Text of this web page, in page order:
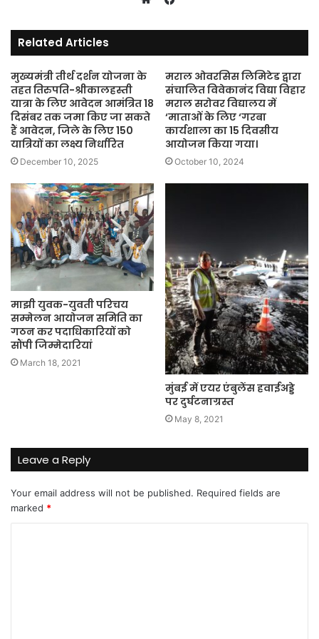
Related Articles
मुख्यमंत्री तीर्थ दर्शन योजना के
तहत तिरुपति-श्रीकालहस्ती
यात्रा के लिए आवेदन आमंत्रित 18
दिसंबर तक जमा किए जा सकते
हैं आवेदन, जिले के लिए 150
यात्रियों का लक्ष्य निर्धारित
December 10, 2025
मराल ओवरसिस लिमिटेड द्वारा
संचालित विवेकानंद विद्या विहार
मराल सरोवर विद्यालय में
‘माताओं के लिए ‘गरबा
कार्यशाला का 15 दिवसीय
आयोजन किया गया।
October 10, 2024
माझी युवक-युवती परिचय
सम्मेलन आयोजन समिति का
गठन कर पदाधिकारियों को
सौंपी जिम्मेदारियां
March 18, 2021
मुंबई में एयर एंबुलेंस हवाईअड्डे
पर दुर्घटनाग्रस्त
May 8, 2021
Leave a Reply
Your email address will not be published. Required fields are
marked *